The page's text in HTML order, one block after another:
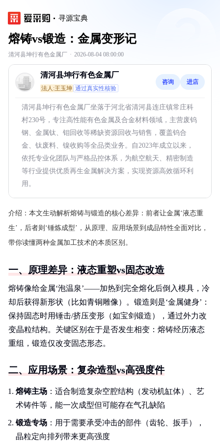
寻源宝典
熔铸vs锻造：金属变形记
清河县坤行有色金属厂 · 2026-08-04 08:00:00
清河县坤行有色金属厂
法人:王玉坤 通过真实性核验
咨询 进店
清河县坤行有色金属厂坐落于河北省清河县连庄镇常庄科
村230号，专注高性能有色金属及合金材料领域，主营废钨
钢、金属钛、钼回收等稀缺资源回收与销售，覆盖钨合
金、钛废料、镍收购等全品类业务。自2023年成立以来，
依托专业化团队与严格品控体系，为航空航天、精密制造
等行业提供优质再生金属解决方案，实现资源高效循环利
用。
介绍： 本文生动解析熔铸与锻造的核心差异：前者让金属‘液态重
生’，后者则‘锤炼成型’，从原理、应用场景到成品特性全面对比，
带你读懂两种金属加工技术的本质区别。
一、原理差异：液态重塑vs固态改造
熔铸像给金属‘泡温泉’——加热到完全熔化后倒入模具，冷
却后获得新形状（比如青铜雕像）。锻造则是‘金属健身’：
保持固态时用锤击/挤压变形（如宝剑锻造），通过外力改
变晶粒结构。关键区别在于是否发生相变：熔铸经历液态
重组，锻造仅改变固态形态。
二、应用场景：复杂造型vs高强度件
熔铸主场 ：适合制造复杂空腔结构（发动机缸体）、艺
术铸件等，能一次成型但可能存在气孔缺陷
锻造专场 ：用于需要承受冲击的部件（齿轮、扳手），
晶粒定向排列带来更高强度